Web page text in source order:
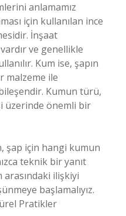
anlamamız
için kullanılan ince
İnşaat
ve genellikle
Kum ise, şapın
malzeme ile
Kumun türü,
üzerinde önemli bir
şap için hangi kumun
teknik bir yanıt
ilişkiyi
başlamalıyız.
Pratikler